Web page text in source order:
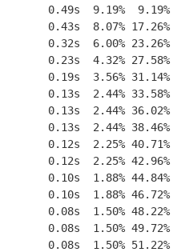
0.49s  9.19%  9.19%
0.43s  8.07% 17.26%
0.32s  6.00% 23.26%
0.23s  4.32% 27.58%
0.19s  3.56% 31.14%
0.13s  2.44% 33.58%
0.13s  2.44% 36.02%
0.13s  2.44% 38.46%
0.12s  2.25% 40.71%
0.12s  2.25% 42.96%
0.10s  1.88% 44.84%
0.10s  1.88% 46.72%
0.08s  1.50% 48.22%
0.08s  1.50% 49.72%
0.08s  1.50% 51.22%